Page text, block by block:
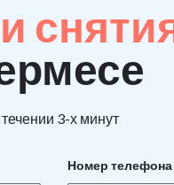
3-х минут
Номер телефона